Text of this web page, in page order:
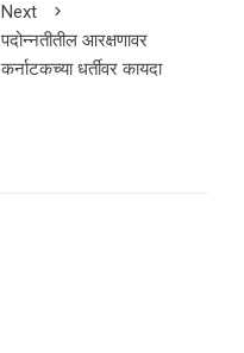
Next
पदोन्नतीतील आरक्षणावर
कर्नाटकच्या धर्तीवर कायदा